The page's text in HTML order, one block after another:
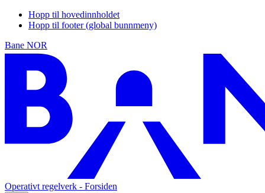
Hopp til hovedinnholdet
Hopp til footer (global bunnmeny)
Bane NOR
Operativt regelverk - Forsiden